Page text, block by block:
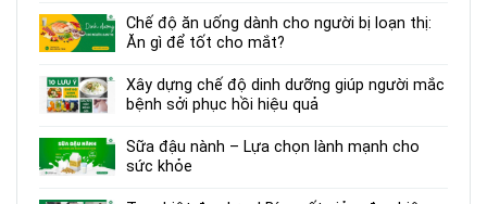
Chế độ ăn uống dành cho người bị loạn thị:
Ăn gì để tốt cho mắt?
Xây dựng chế độ dinh dưỡng giúp người mắc
bệnh sởi phục hồi hiệu quả
Sữa đậu nành – Lựa chọn lành mạnh cho
sức khỏe